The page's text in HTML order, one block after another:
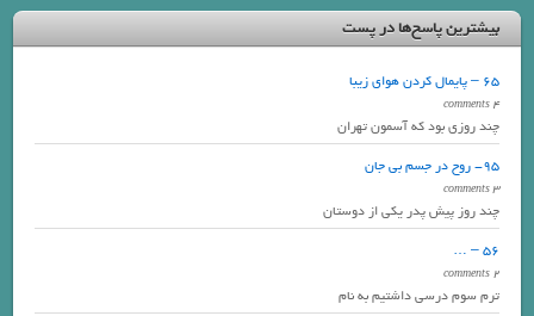
بیشترین پاسخ‌ها در پست
65 – پایمال کردن هوای زیبا
4 comments
چند روزی بود که آسمون تهران
95- روح در جسم بی جان
3 comments
چند روز پیش پدر یکی از دوستان
56 – …
2 comments
ترم سوم درسی داشتیم به نام